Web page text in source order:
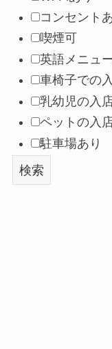
コンセント
喫煙可
英語メニュ
車椅子での
乳幼児の入
ペットの入
駐車場あり
検索